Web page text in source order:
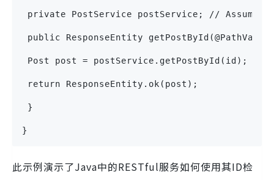
private PostService postService; //
public ResponseEntity
Post post = postService.getPostById(id);
return ResponseEntity.ok(post);
}
}
此示例演示了Java中的RESTful服务如何使用其ID检